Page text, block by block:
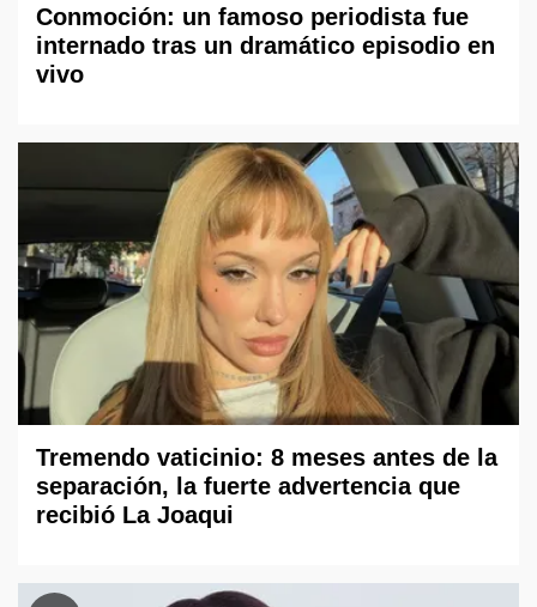
Conmoción: un famoso periodista fue
internado tras un dramático episodio en
vivo
Tremendo vaticinio: 8 meses antes de la
separación, la fuerte advertencia que
recibió La Joaqui